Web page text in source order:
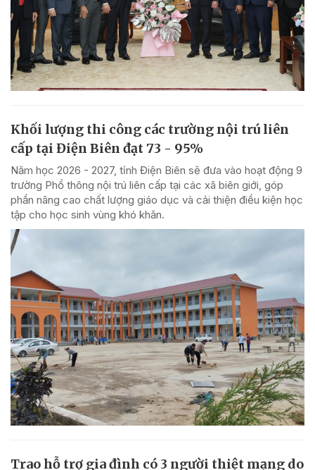
Khối lượng thi công các trường nội trú liên
cấp tại Điện Biên đạt 73 - 95%
Năm học 2026 - 2027, tỉnh Điện Biên sẽ đưa vào hoạt động 9
trường Phổ thông nội trú liên cấp tại các xã biên giới, góp
phần nâng cao chất lượng giáo dục và cải thiện điều kiện học
tập cho học sinh vùng khó khăn.
Trao hỗ trợ gia đình có 3 người thiệt mạng do